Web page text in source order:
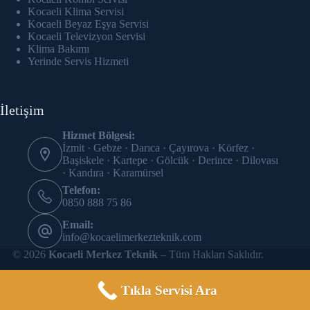
panel
Panel
panel
panel
panel
panel
panel
panel
panel
Kocaeli Klima Servisi
Kocaeli Beyaz Eşya Servisi
Kocaeli Televizyon Servisi
Klima Bakımı
Yerinde Servis Hizmeti
İletişim
Hizmet Bölgesi:
İzmit · Gebze · Darıca · Çayırova · Körfez ·
Başiskele · Kartepe · Gölcük · Derince · Dilovası
· Kandıra · Karamürsel
Telefon:
0850 888 75 86
Email:
info@kocaelimerkezteknik.com
© 2026Kocaeli Merkez Teknik – Tüm Hakları Saklıdır.
Tıkla Servisi Ara